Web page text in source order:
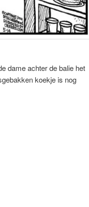
dame achter de balie het
koekje is nog